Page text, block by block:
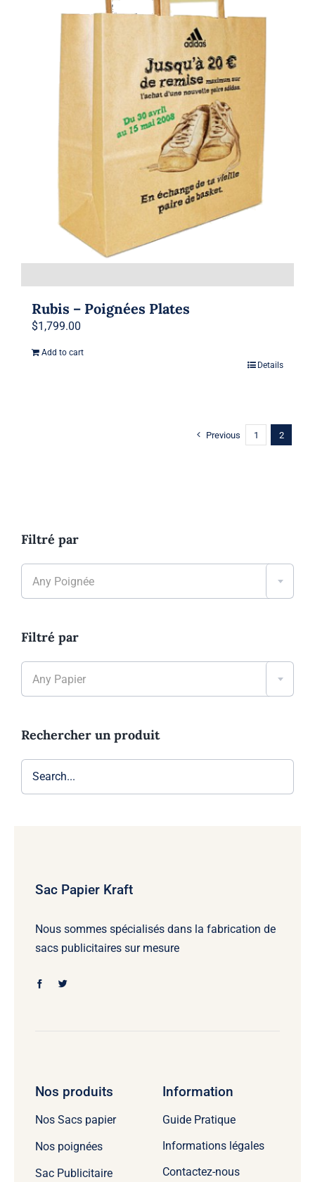
Rubis – Poignées Plates
$1,799.00
Add to cart
Details
Previous 1 2
Filtré par
Any Poignée
Filtré par
Any Papier
Rechercher un produit
Sac Papier Kraft
Nous sommes spécialisés dans la fabrication de
sacs publicitaires sur mesure
Nos produits
Nos Sacs papier
Nos poignées
Sac Publicitaire
Information
Guide Pratique
Informations légales
Contactez-nous